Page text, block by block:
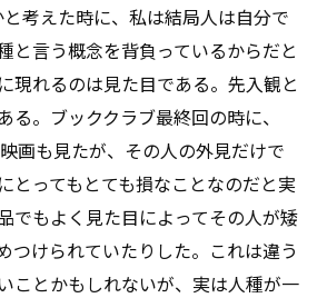
考えた時に、私は結局人は自分で
と言う概念を背負っているからだと
現れるのは見た目である。先入観と
る。ブッククラブ最終回の時に、
画も見たが、その人の外見だけで
とってもとても損なことなのだと実
でもよく見た目によってその人が矮
つけられていたりした。これは違う
ことかもしれないが、実は人種が一